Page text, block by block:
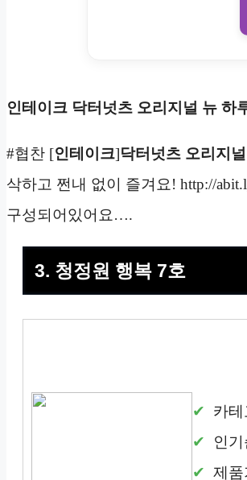
인테이크 닥터넛츠 오리지널 뉴 하
#협찬 [인테이크]닥터넛츠 오리지
삭하고 쩐내 없이 즐겨요! http://
구성되어있어요….
3. 청정원 행복 7호
카
인
제품